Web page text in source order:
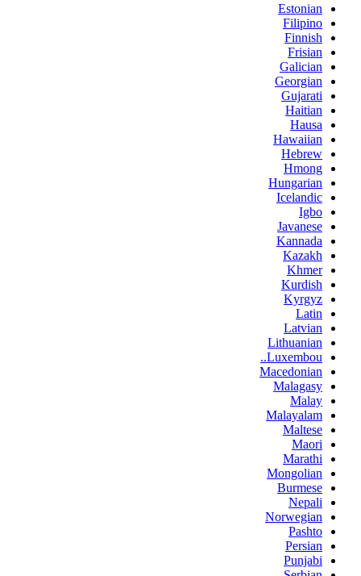
Estonian
Filipino
Finnish
Frisian
Galician
Georgian
Gujarati
Haitian
Hausa
Hawaiian
Hebrew
Hmong
Hungarian
Icelandic
Igbo
Javanese
Kannada
Kazakh
Khmer
Kurdish
Kyrgyz
Latin
Latvian
Lithuanian
Luxembou..
Macedonian
Malagasy
Malay
Malayalam
Maltese
Maori
Marathi
Mongolian
Burmese
Nepali
Norwegian
Pashto
Persian
Punjabi